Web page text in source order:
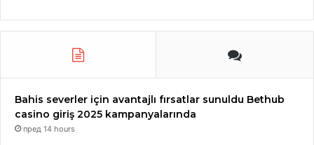
Bahis severler için avantajlı fırsatlar sunuldu Bethub
casino giriş 2025 kampanyalarında
пред 14 hours